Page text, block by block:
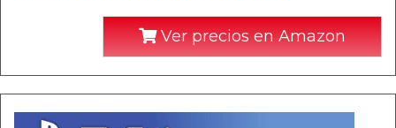
Ver precios en Amazon